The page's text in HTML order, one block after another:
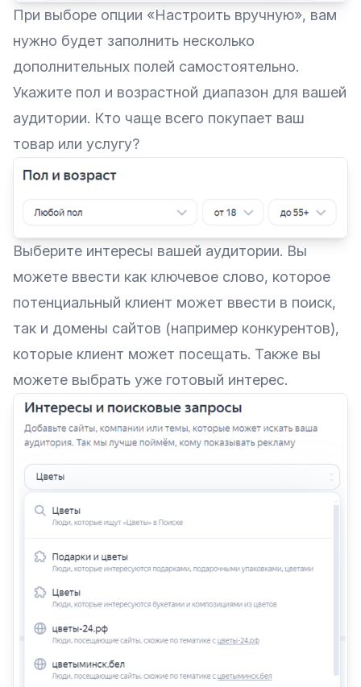
При выборе опции «‎Настроить вручную», вам
нужно будет заполнить несколько
дополнительных полей самостоятельно.
Укажите пол и возрастной диапазон для вашей
аудитории. Кто чаще всего покупает ваш
товар или услугу?
Выберите интересы вашей аудитории. Вы
можете ввести как ключевое слово, которое
потенциальный клиент может ввести в поиск,
так и домены сайтов (например конкурентов),
которые клиент может посещать. Также вы
можете выбрать уже готовый интерес.